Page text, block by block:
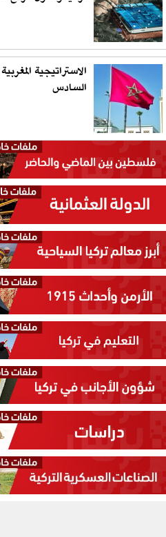
الاستراتيجية
السادس